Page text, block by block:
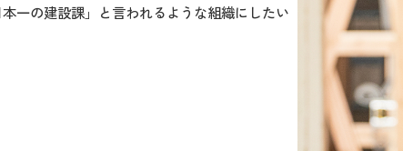
一の建設課」と言われるような組織にしたい